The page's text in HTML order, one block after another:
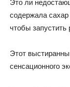
Это ли
содержала
чтобы
Этот
сенсационного